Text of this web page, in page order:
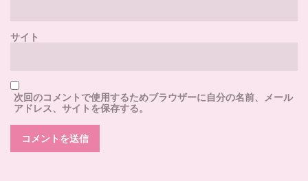
サイト
次回のコメントで使用するためブラウザーに自分の名前、メール
アドレス、サイトを保存する。